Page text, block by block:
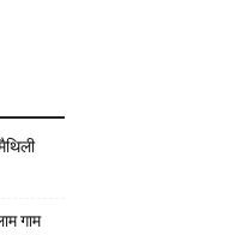
गाम